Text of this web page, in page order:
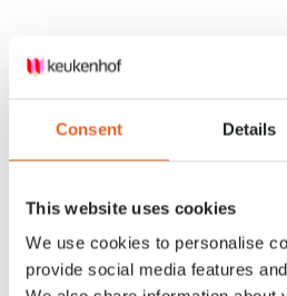
Consent Details
This website uses cookies
We use cookies to personalise
provide social media features
Keukenhof voor ‘het vak’
Keukenhof is het platform voor de
bloembollen-, bloemen- en
van Keukenhof laat zich inspireren door
mee naar huis, die zij zelf kunnen
Keukenhof en de kwekers elkaar.
In drie paviljoens worden prachtige